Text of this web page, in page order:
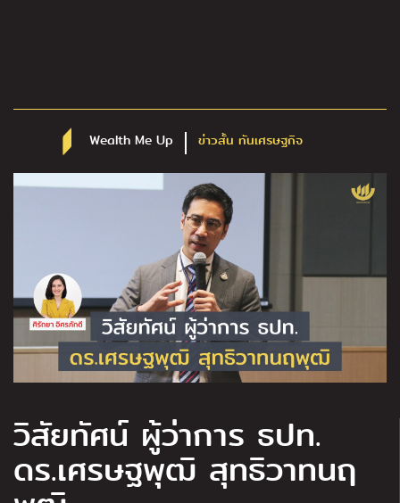
Wealth Me Up ข่าวสั้น ทันเศรษฐกิจ
วิสัยทัศน์ ผู้ว่าการ ธปท.
ดร.เศรษฐพุฒิ สุทธิวาทนฤ